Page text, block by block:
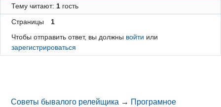
Тему читают: 1гость
Страницы
1
Чтобы отправить ответ, вы должны войти или
зарегистрироваться
Советы бывалого релейщика → Програмное